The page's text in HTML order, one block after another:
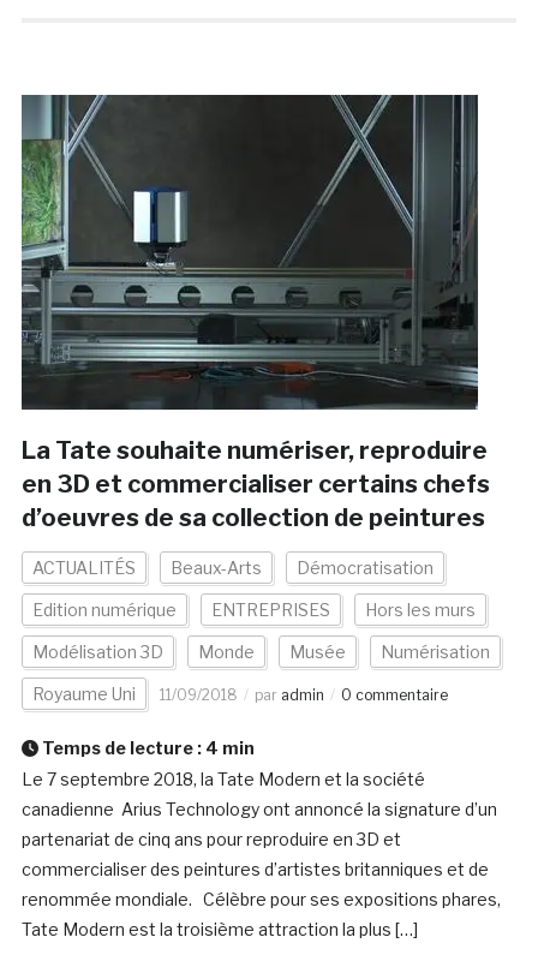
La Tate souhaite numériser, reproduire
en 3D et commercialiser certains chefs
d’oeuvres de sa collection de peintures
ACTUALITÉS Beaux-Arts Démocratisation
Edition numérique ENTREPRISES Hors les murs
Modélisation 3D Monde Musée Numérisation
Royaume Uni 11/09/2018 par admin 0 commentaire
Temps de lecture : 4 min
Le 7 septembre 2018, la Tate Modern et la société
canadienne Arius Technology ont annoncé la signature d’un
partenariat de cinq ans pour reproduire en 3D et
commercialiser des peintures d’artistes britanniques et de
renommée mondiale. Célèbre pour ses expositions phares,
Tate Modern est la troisième attraction la plus […]